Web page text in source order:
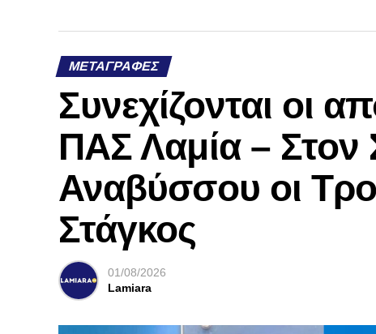
ΜΕΤΑΓΡΑΦΈΣ
Συνεχίζονται οι
ΠΑΣ Λαμία – Στον
Αναβύσσου οι
Στάγκος
01/08/2026
Lamiara